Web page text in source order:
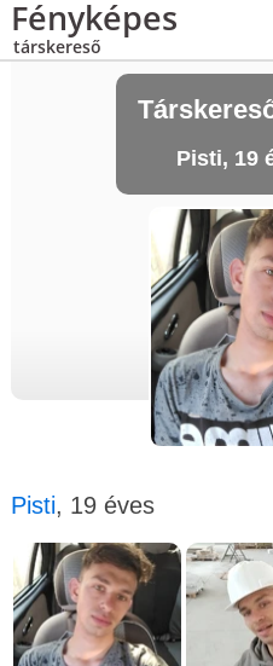
Fényképes
társkereső
Pisti, 19
Pisti, 19 éves